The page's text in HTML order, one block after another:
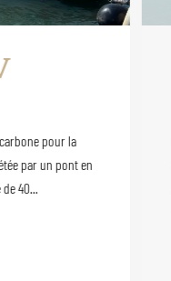
pour la
par un pont en
40...